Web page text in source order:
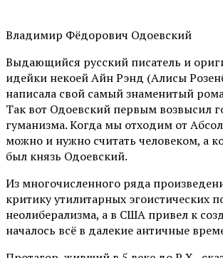
Владимир Фёдорович Одоевский
Выдающийся русский писатель и
идейки некоей Айн Рэнд (Алисы
написала свой самый знаменитый
Так вот Одоевский первым возвысил
гуманизма. Когда мы отходим от
можно и нужно считать человеком, а
был князь Одоевский.
Из многочисленного ряда
критику утилитарных
неолиберализма, а в США привел к
началось всё в далекие античные